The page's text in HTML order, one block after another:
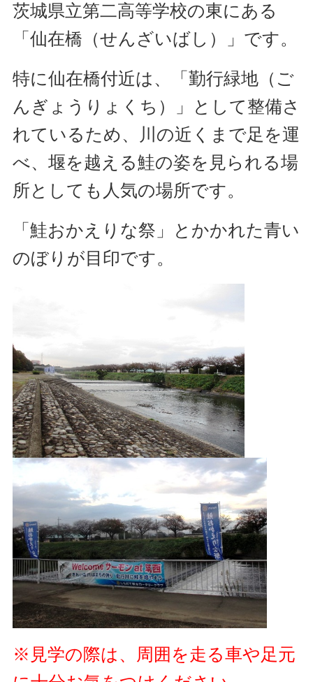
茨城県立第二高等学校の東にある
「仙在橋（せんざいばし）」です。
特に仙在橋付近は、「勤行緑地（ご
んぎょうりょくち）」として整備さ
れているため、川の近くまで足を運
べ、堰を越える鮭の姿を見られる場
所としても人気の場所です。
「鮭おかえりな祭」とかかれた青い
のぼりが目印です。
※見学の際は、周囲を走る車や足元